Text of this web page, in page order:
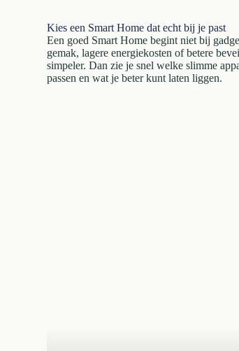
Kies een Smart Home dat echt bij je past
Een goed Smart Home begint niet bij
gemak, lagere energiekosten of betere
simpeler. Dan zie je snel welke slimme
passen en wat je beter kunt laten liggen.